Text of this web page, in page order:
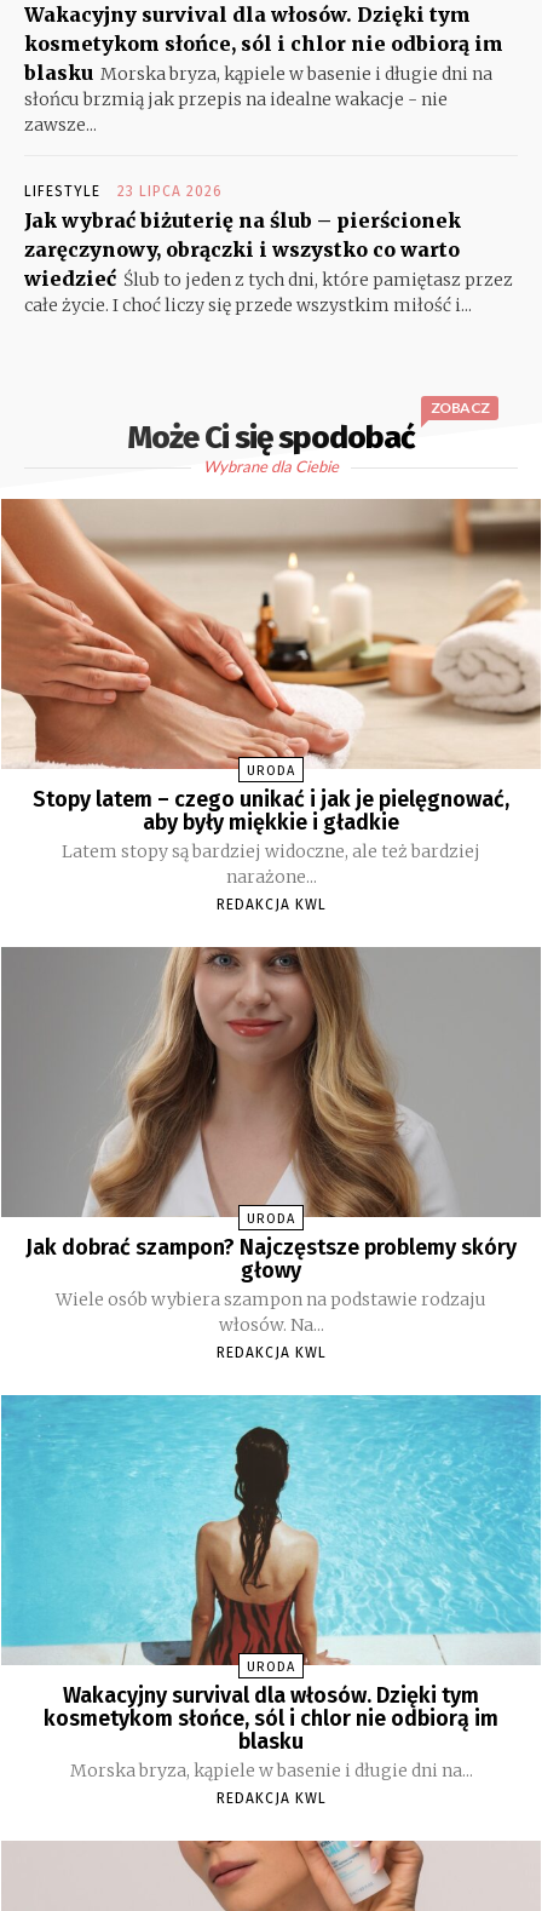
Wakacyjny survival dla włosów. Dzięki tym
kosmetykom słońce, sól i chlor nie odbiorą im
blasku Morska bryza, kąpiele w basenie i długie dni na
słońcu brzmią jak przepis na idealne wakacje - nie
zawsze...
LIFESTYLE 23 LIPCA 2026
Jak wybrać biżuterię na ślub – pierścionek
zaręczynowy, obrączki i wszystko co warto
wiedzieć Ślub to jeden z tych dni, które pamiętasz przez
całe życie. I choć liczy się przede wszystkim miłość i...
Może Ci się spodobać
ZOBACZ
Wybrane dla Ciebie
URODA
Stopy latem – czego unikać i jak je pielęgnować,
aby były miękkie i gładkie
Latem stopy są bardziej widoczne, ale też bardziej
narażone...
REDAKCJA KWL
URODA
Jak dobrać szampon? Najczęstsze problemy skóry
głowy
Wiele osób wybiera szampon na podstawie rodzaju
włosów. Na...
REDAKCJA KWL
URODA
Wakacyjny survival dla włosów. Dzięki tym
kosmetykom słońce, sól i chlor nie odbiorą im
blasku
Morska bryza, kąpiele w basenie i długie dni na...
REDAKCJA KWL